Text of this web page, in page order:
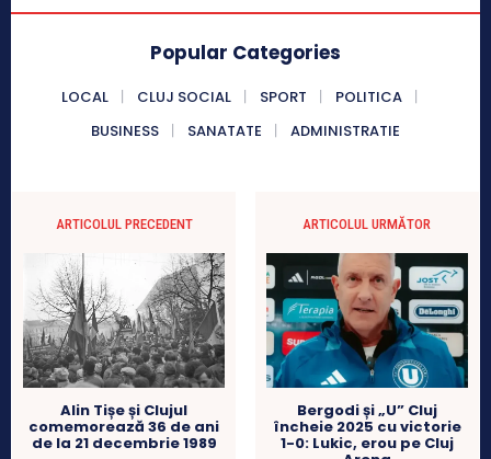
Popular Categories
LOCAL CLUJ SOCIAL SPORT
POLITICA
BUSINESS
SANATATE ADMINISTRATIE
ARTICOLUL PRECEDENT
Alin Tișe și Clujul
comemorează 36 de ani
de la 21 decembrie 1989
ARTICOLUL URMĂTOR
Bergodi și „U” Cluj
încheie 2025 cu victorie
1-0: Lukic, erou pe Cluj